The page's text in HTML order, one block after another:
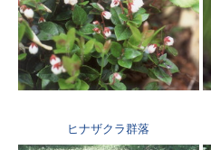
ヒナザクラ群落